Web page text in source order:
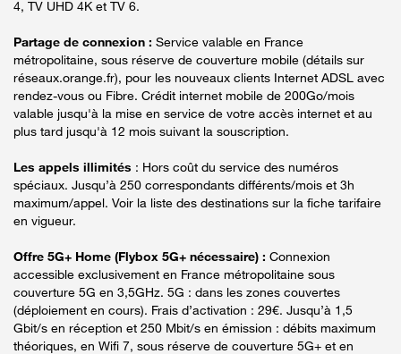
4, TV UHD 4K et TV 6.
Partage de connexion : Service valable en France
métropolitaine, sous réserve de couverture mobile (détails sur
réseaux.orange.fr), pour les nouveaux clients Internet ADSL avec
rendez-vous ou Fibre. Crédit internet mobile de 200Go/mois
valable jusqu'à la mise en service de votre accès internet et au
plus tard jusqu'à 12 mois suivant la souscription.
Les appels illimités : Hors coût du service des numéros
spéciaux. Jusqu’à 250 correspondants différents/mois et 3h
maximum/appel. Voir la liste des destinations sur la fiche tarifaire
en vigueur.
Offre 5G+ Home (Flybox 5G+ nécessaire) : Connexion
accessible exclusivement en France métropolitaine sous
couverture 5G en 3,5GHz. 5G : dans les zones couvertes
(déploiement en cours). Frais d’activation : 29€. Jusqu’à 1,5
Gbit/s en réception et 250 Mbit/s en émission : débits maximum
théoriques, en Wifi 7, sous réserve de couverture 5G+ et en